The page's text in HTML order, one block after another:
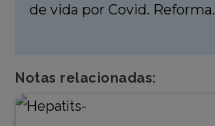
de vida por Covid. Reforma.
Notas relacionadas: